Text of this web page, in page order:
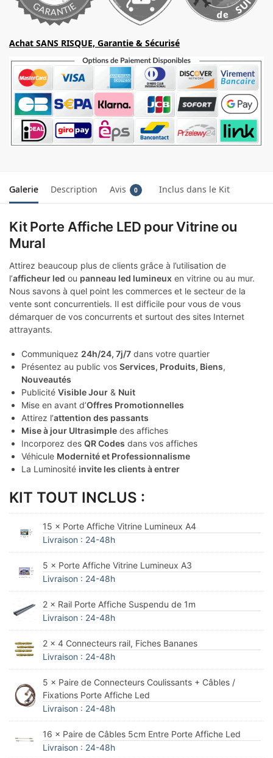
Achat SANS RISQUE, Garantie & Sécurisé
Galerie Description Avis 0 Inclus dans le Kit
Kit Porte Affiche LED pour Vitrine ou
Mural
Attirez beaucoup plus de clients grâce à l’utilisation de
l’afficheur led ou panneau led lumineux en vitrine ou au mur.
Nous savons à quel point les commerces et le secteur de la
vente sont concurrentiels. Il est difficile pour vous de vous
démarquer de vos concurrents et surtout des sites Internet
attrayants.
Communiquez 24h/24, 7j/7 dans votre quartier
Présentez au public vos Services, Produits, Biens,
Nouveautés
Publicité Visible Jour & Nuit
Mise en avant d’Offres Promotionnelles
Attirez l’attention des passants
Mise à jour Ultrasimple des affiches
Incorporez des QR Codes dans vos affiches
Véhicule Modernité et Professionnalisme
La Luminosité invite les clients à entrer
KIT TOUT INCLUS :
15 × Porte Affiche Vitrine Lumineux A4
Livraison : 24-48h
5 × Porte Affiche Vitrine Lumineux A3
Livraison : 24-48h
2 × Rail Porte Affiche Suspendu de 1m
Livraison : 24-48h
2 × 4 Connecteurs rail, Fiches Bananes
Livraison : 24-48h
5 × Paire de Connecteurs Coulissants + Câbles /
Fixations Porte Affiche Led
Livraison : 24-48h
16 × Paire de Câbles 5cm Entre Porte Affiche Led
Livraison : 24-48h